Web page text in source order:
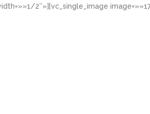
2″»][vc_single_image